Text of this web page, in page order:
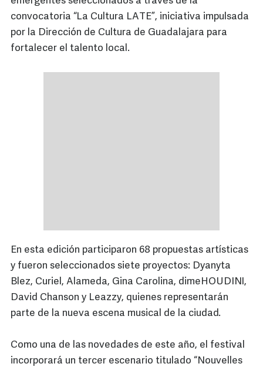
convocatoria “La Cultura LATE”, iniciativa impulsada
por la Dirección de Cultura de Guadalajara para
fortalecer el talento local.
En esta edición participaron 68 propuestas artísticas
y fueron seleccionados siete proyectos: Dyanyta
Blez, Curiel, Alameda, Gina Carolina, dimeHOUDINI,
David Chanson y Leazzy, quienes representarán
parte de la nueva escena musical de la ciudad.
Como una de las novedades de este año, el festival
incorporará un tercer escenario titulado “Nouvelles